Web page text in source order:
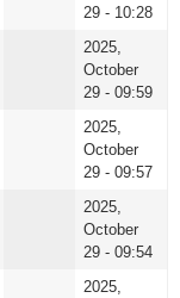
29 - 10:28
2025,
October
29 - 09:59
2025,
October
29 - 09:57
2025,
October
29 - 09:54
2025,